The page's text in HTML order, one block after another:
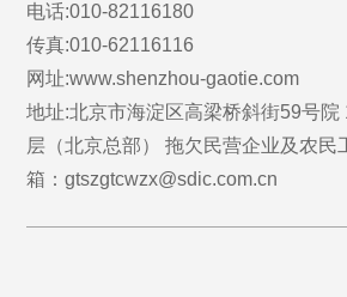
电话:010-82116180
传真:010-62116116
网址:www.shenzhou-gaotie.com
地址:北京市海淀区高梁桥斜街59号院
层（北京总部） 拖欠民营企业及农民
箱：gtszgtcwzx@sdic.com.cn